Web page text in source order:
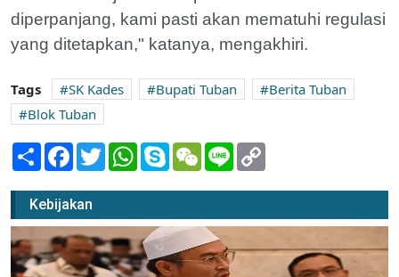
diperpanjang, kami pasti akan mematuhi regulasi
yang ditetapkan," katanya, mengakhiri.
Tags SK Kades Bupati Tuban
Berita Tuban
Blok Tuban
Share Facebook
TwitterWhatsApp
SkypeWeChatLine
Kebijakan